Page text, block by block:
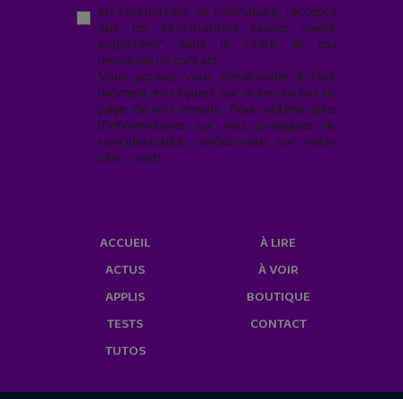
En soumettant ce formulaire, j’accepte
que les informations saisies soient
exploitées* dans le cadre de ma
demande de contact.
Vous pouvez vous désabonner à tout
moment en cliquant sur le lien en bas de
page de nos emails. Pour obtenir plus
d'informations sur nos pratiques de
confidentialité, rendez-vous sur notre
site web
ACCUEIL
ACTUS
APPLIS
TESTS
TUTOS
À LIRE
À VOIR
BOUTIQUE
CONTACT